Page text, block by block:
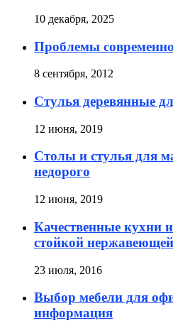
10 декабря, 2025
Проблемы
8 сентября, 2012
Стулья деревянные
12 июня, 2019
Столы и стулья для
недорого
12 июня, 2019
Качественные кухни
стойкой
23 июля, 2016
Выбор мебели для
информация